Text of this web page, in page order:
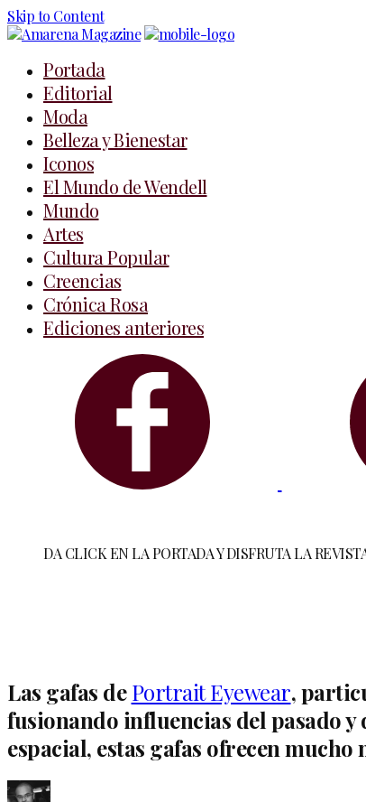
Skip to Content
Portada
Editorial
Moda
Belleza y Bienestar
Iconos
El Mundo de Wendell
Mundo
Artes
Cultura Popular
Creencias
Crónica Rosa
Ediciones anteriores
DA CLICK EN LA PORTADA Y DISFRUTA LA
Las gafas dePortrait Eyewear,
fusionando influencias del pasado y
espacial, estas gafas ofrecen